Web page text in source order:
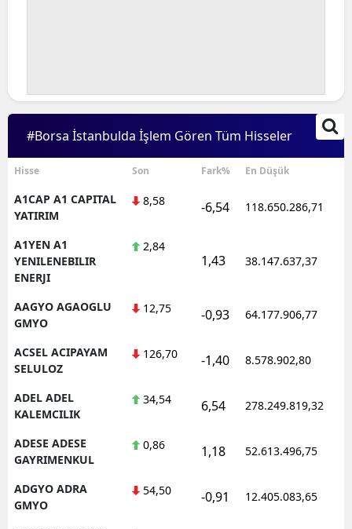
Çankırı
Çorum
Denizli
Elazığ
Erzurum
Eskişehir
Gümüşhane
#Borsa İstanbulda İşlem Gören Tüm Hisseler
Hisse Son Fark% En Düşük
A1CAP A1 CAPITAL
YATIRIM
8,58 -6,54 118.650.286,71
A1YEN A1
YENILENEBILIR
ENERJI
2,84
1,43 38.147.637,37
AAGYO AGAOGLU
GMYO
12,75 -0,93 64.177.906,77
ACSEL ACIPAYAM
SELULOZ
126,70 -1,40 8.578.902,80
ADEL ADEL
KALEMCILIK
34,54 6,54 278.249.819,32
ADESE ADESE
GAYRIMENKUL
0,86 1,18 52.613.496,75
ADGYO ADRA
GMYO
54,50 -0,91 12.405.083,65